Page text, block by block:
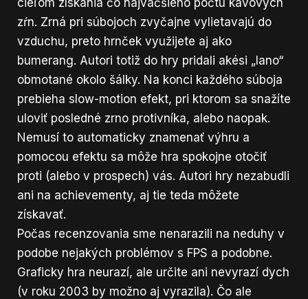
zŕn. Zrná pri súbojoch zvyčajne vylietavajú do
vzduchu, preto hrnček využijete aj ako
bumerang. Autori totiž do hry pridali akési „lano“
obmotané okolo šálky. Na konci každého súboja
prebieha slow-motion efekt, pri ktorom sa snažíte
uloviť posledné zrno protivníka, alebo naopak.
Nemusí to automaticky znamenať výhru a
pomocou efektu sa môže hra spokojne otočiť
proti (alebo v prospech) vás. Autori hry nezabudli
ani na achievementy, aj tie teda môžete
získavať.
Počas recenzovania sme nenarazili na neduhy v
podobe nejakých problémov s FPS a podobne.
Graficky hra neurazí, ale určite ani nevyrazí dych
(v roku 2003 by možno aj vyrazila). Čo ale